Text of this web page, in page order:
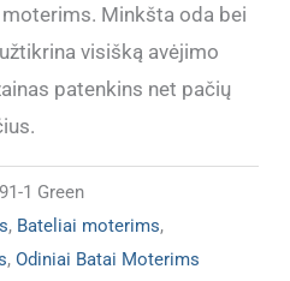
Minkšta oda bei
visišką avėjimo
patenkins net pačių
1 Green
, Bateliai moterims,
,Odiniai Batai Moterims